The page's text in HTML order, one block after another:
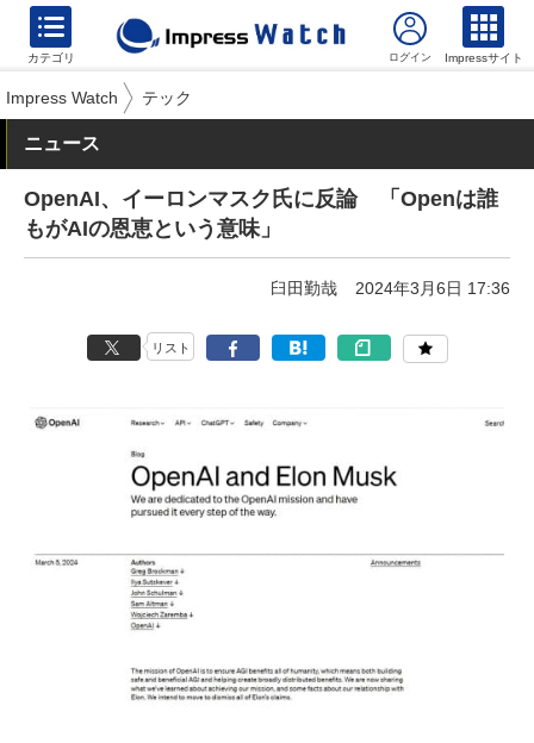
カテゴリ Impressサイト
Impress Watch テック
ニュース
OpenAI、イーロンマスク氏に反論 「Openは誰
もがAIの恩恵という意味」
臼田勤哉 2024年3月6日 17:36
リスト